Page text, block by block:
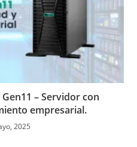
– Servidor con
empresarial.
2025